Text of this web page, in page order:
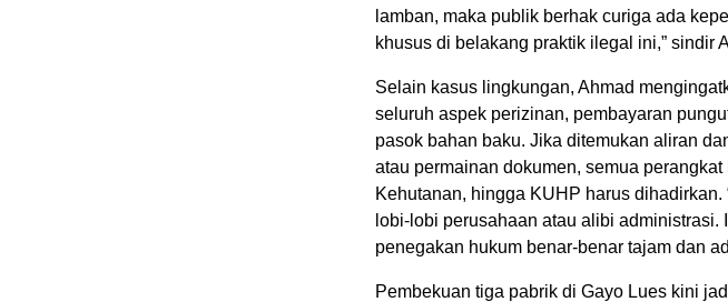
lamban, maka publik berhak curiga ada
khusus di belakang praktik ilegal ini,” sindir
Selain kasus lingkungan, Ahmad
seluruh aspek perizinan, pembayaran
pasok bahan baku. Jika ditemukan aliran
atau permainan dokumen, semua
Kehutanan, hingga KUHP harus dihadirkan.
lobi-lobi perusahaan atau alibi administrasi.
penegakan hukum benar-benar tajam dan
Pembekuan tiga pabrik di Gayo Lues kini